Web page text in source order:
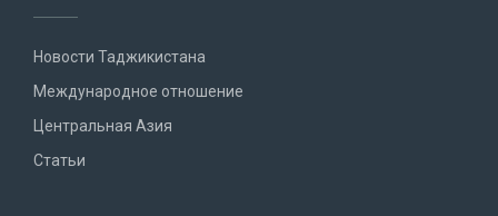
Новости Таджикистана
Международное отношение
Центральная Азия
Статьи